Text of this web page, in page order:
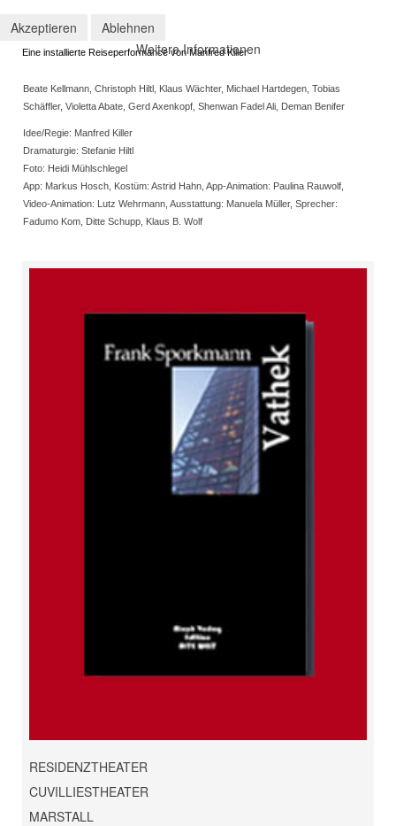
I-Paradise
Eine installierte Reiseperformance von Manfred Killer
Beate Kellmann, Christoph Hiltl, Klaus Wächter, Michael Hartdegen, Tobias
Schäffler, Violetta Abate, Gerd Axenkopf, Shenwan Fadel Ali, Deman Benifer
Idee/Regie: Manfred Killer
Dramaturgie: Stefanie Hiltl
Foto: Heidi Mühlschlegel
App: Markus Hosch, Kostüm: Astrid Hahn, App-Animation: Paulina Rauwolf,
Video-Animation: Lutz Wehrmann, Ausstattung: Manuela Müller, Sprecher:
Fadumo Kom, Ditte Schupp, Klaus B. Wolf
RESIDENZTHEATER
CUVILLIESTHEATER
MARSTALL
Akzeptieren
Ablehnen
Weitere Informationen